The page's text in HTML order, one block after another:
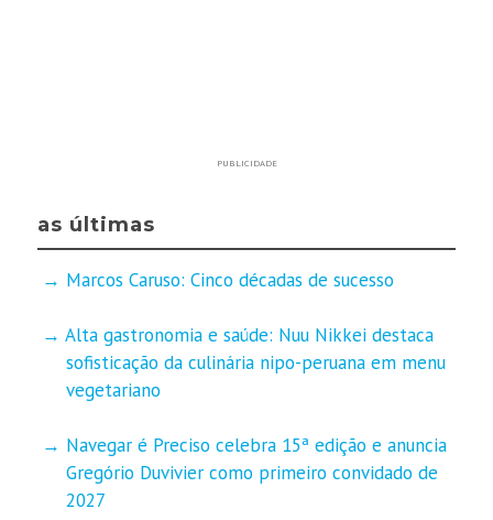
PUBLICIDADE
as últimas
Marcos Caruso: Cinco décadas de sucesso
Alta gastronomia e saúde: Nuu Nikkei destaca
sofisticação da culinária nipo-peruana em menu
vegetariano
Navegar é Preciso celebra 15ª edição e anuncia
Gregório Duvivier como primeiro convidado de
2027